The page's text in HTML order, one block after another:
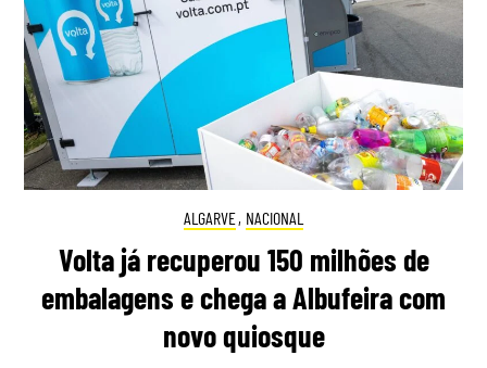
ALGARVE, NACIONAL
Volta já recuperou 150 milhões de
embalagens e chega a Albufeira com
novo quiosque